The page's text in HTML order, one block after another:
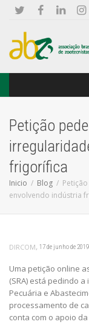
Petição
frigorífica
Inicio Blog
envolvendo indústria
DIRCOM, 17 de junho de 2019
Uma petição online
(SRA) está pedindo
Pecuária e
processamento de
conta com o apoio